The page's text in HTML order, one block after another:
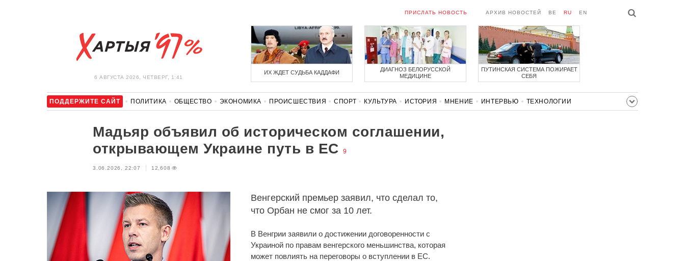
6 АВГУСТА 2026, ЧЕТВЕРГ, 1:41
ПРИСЛАТЬ НОВОСТЬ АРХИВ НОВОСТЕЙ BE RU EN
ИХ ЖДЕТ СУДЬБА КАДДАФИ
ДИАГНОЗ БЕЛОРУССКОЙ
МЕДИЦИНЕ
ПУТИНСКАЯ СИСТЕМА ПОЖИРАЕТ
СЕБЯ
ПОДДЕРЖИТЕ САЙТ ПОЛИТИКА ОБЩЕСТВО ЭКОНОМИКА ПРОИСШЕСТВИЯ СПОРТ КУЛЬТУРА ИСТОРИЯ МНЕНИЕ ИНТЕРВЬЮ
ТЕХНОЛОГИИ
Мадьяр объявил об историческом соглашении,
открывающем Украине путь в ЕС
9
3.06.2026, 22:07 12,608
Венгерский премьер заявил, что сделал то,
что Орбан не смог за 10 лет.
В Венгрии заявили о достижении договоренности с
Украиной по правам венгерского меньшинства, которая
может повлиять на переговоры о вступлении в ЕС.